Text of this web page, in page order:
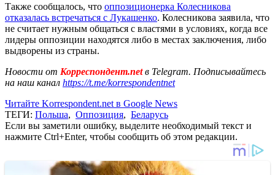
Также сообщалось, что оппозиционерка Колесникова
отказалась встречаться с Лукашенко. Колесникова заявила, что
не считает нужным общаться с властями в условиях, когда все
лидеры оппозиции находятся либо в местах заключения, либо
выдворены из страны.
Новости от Корреспондент.netв Telegram. Подписывайтесь
на наш канал https://t.me/korrespondentnet
Читайте Korrespondent.net в Google News
ТЕГИ: Польша, Оппозиция, Беларусь
Если вы заметили ошибку, выделите необходимый текст и
нажмите Ctrl+Enter, чтобы сообщить об этом редакции.